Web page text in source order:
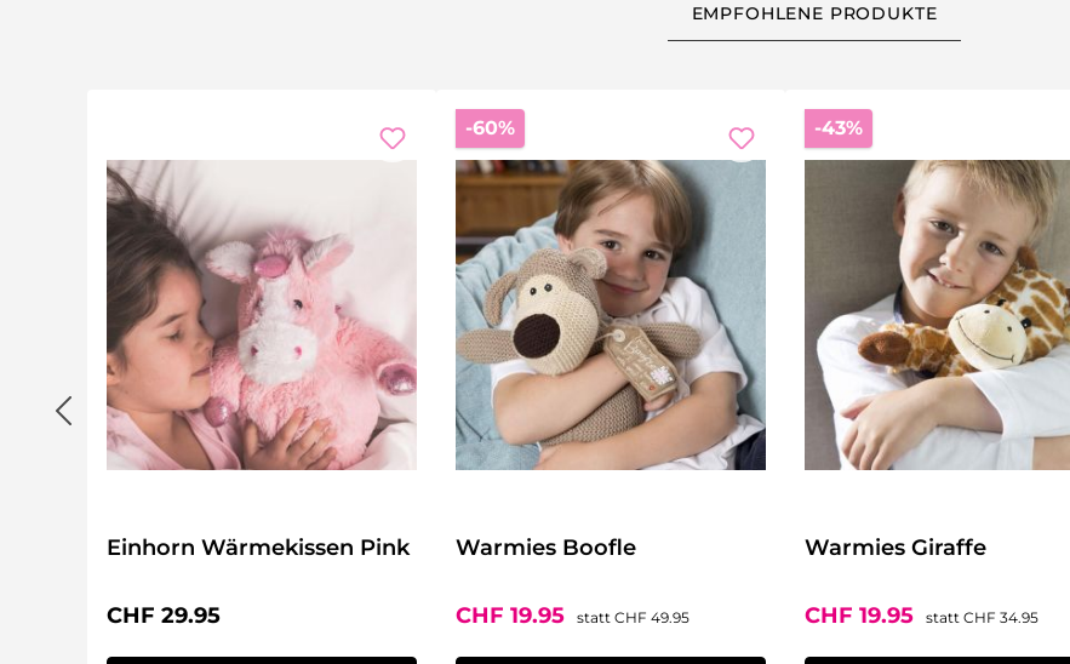
EMPFOHLENE PRODUKTE
Einhorn Wärmekissen Pink
Regulärer Preis:
CHF 29.95
-60%Rabatt
Warmies Boofle
Verkaufspreis:
CHF 19.95 statt Regulärer Preis:
CHF 49.95
-43%Rabatt
Warmies Giraffe
Verkaufspreis:
CHF 19.95 statt Regulärer Preis:
CHF 34.95